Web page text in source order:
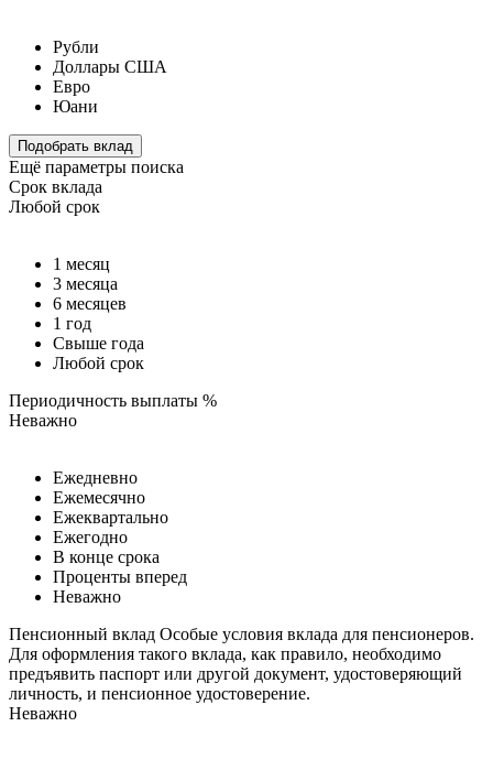
Рубли
Доллары США
Евро
Юани
Подобрать вклад
Ещё параметры поиска
Срок вклада
Любой срок
1 месяц
3 месяца
6 месяцев
1 год
Свыше года
Любой срок
Периодичность выплаты %
Неважно
Ежедневно
Ежемесячно
Ежеквартально
Ежегодно
В конце срока
Проценты вперед
Неважно
Пенсионный вклад Особые условия вклада для пенсионеров.
Для оформления такого вклада, как правило, необходимо
предъявить паспорт или другой документ, удостоверяющий
личность, и пенсионное удостоверение.
Неважно